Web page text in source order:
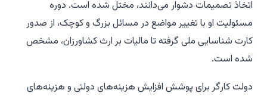
اتخاذ تصمیمات دشوار می‌دانند، مختل شده است. دوره
مسئولیت او با تغییر مواضع در مسائل بزرگ و کوچک، از صدور
کارت شناسایی ملی گرفته تا مالیات بر ارث کشاورزان، مشخص
شده است.
دولت کارگر برای پوشش افزایش هزینه‌های دولتی و هزینه‌های